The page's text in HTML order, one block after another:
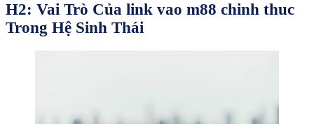
H2: Vai Trò Của link vao m88 chinh thuc
Trong Hệ Sinh Thái